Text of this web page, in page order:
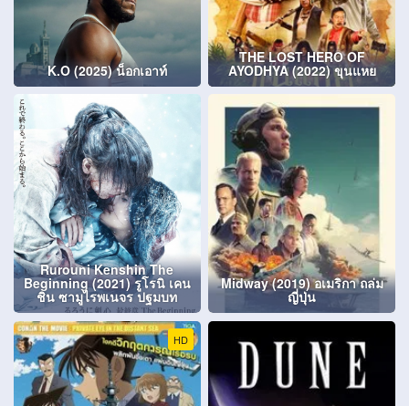
K.O (2025) น็อกเอาท์
THE LOST HERO OF
AYODHYA (2022) ขุนแหย
Rurouni Kenshin The
Beginning (2021) รูโรนิ เคน
ชิน ซามูไรพเนจร ปฐมบท
Midway (2019) อเมริกา ถล่ม
ญี่ปุ่น
HD